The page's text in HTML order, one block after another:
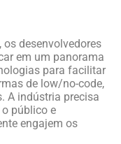
desenvolvedores
em um panorama
para facilitar
de low/no-code,
A indústria precisa
público e
engajem os